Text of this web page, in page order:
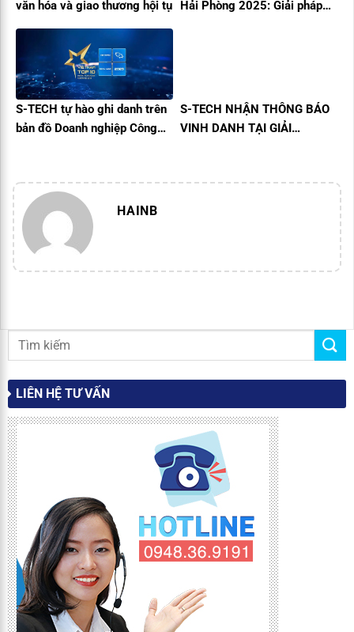
văn hóa và giao thương hội tụ
Hải Phòng 2025: Giải pháp
S-TECH tự hào ghi danh trên
bản đồ Doanh nghiệp Công
S-TECH NHẬN THÔNG BÁO
VINH DANH TẠI GIẢI
HAINB
LIÊN HỆ TƯ VẤN